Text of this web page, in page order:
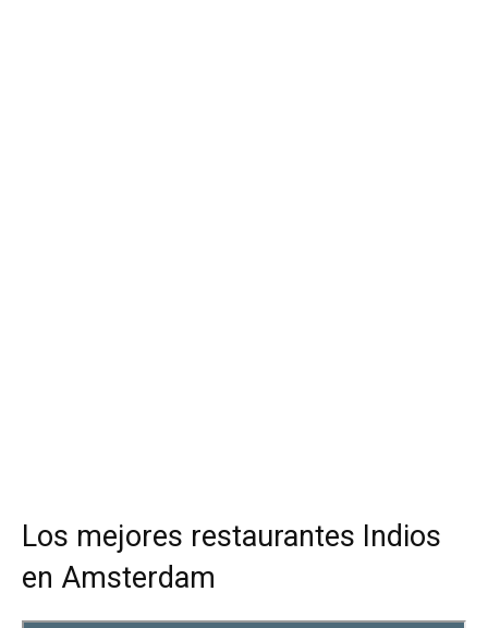
Los mejores restaurantes Indios
en Amsterdam